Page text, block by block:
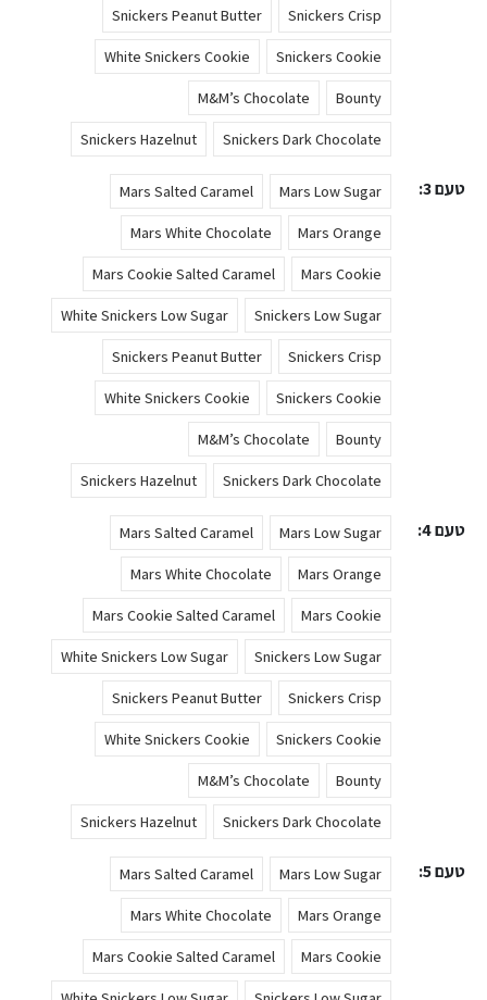
Snickers Crisp
Snickers Peanut Butter
Snickers Cookie
White Snickers Cookie
Bounty
M&M’s Chocolate
Snickers Dark Chocolate
Snickers Hazelnut
טעם 3 Mars Low Sugar
Mars Salted Caramel
Mars Orange
Mars White Chocolate
Mars Cookie
Mars Cookie Salted Caramel
Snickers Low Sugar
White Snickers Low Sugar
Snickers Crisp
Snickers Peanut Butter
Snickers Cookie
White Snickers Cookie
Bounty
M&M’s Chocolate
Snickers Dark Chocolate
Snickers Hazelnut
טעם 4 Mars Low Sugar
Mars Salted Caramel
Mars Orange
Mars White Chocolate
Mars Cookie
Mars Cookie Salted Caramel
Snickers Low Sugar
White Snickers Low Sugar
Snickers Crisp
Snickers Peanut Butter
Snickers Cookie
White Snickers Cookie
Bounty
M&M’s Chocolate
Snickers Dark Chocolate
Snickers Hazelnut
טעם 5 Mars Low Sugar
Mars Salted Caramel
Mars Orange
Mars White Chocolate
Mars Cookie
Mars Cookie Salted Caramel